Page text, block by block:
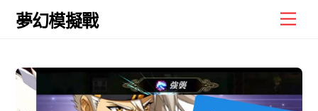
Skip
夢幻模擬戰